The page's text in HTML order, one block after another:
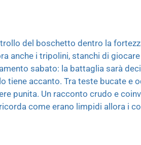
del boschetto dentro la
anche i tripolini, stanchi di
sabato: la battaglia sarà
tiene accanto. Tra teste bucate e
punita. Un racconto crudo e
come erano limpidi allora i